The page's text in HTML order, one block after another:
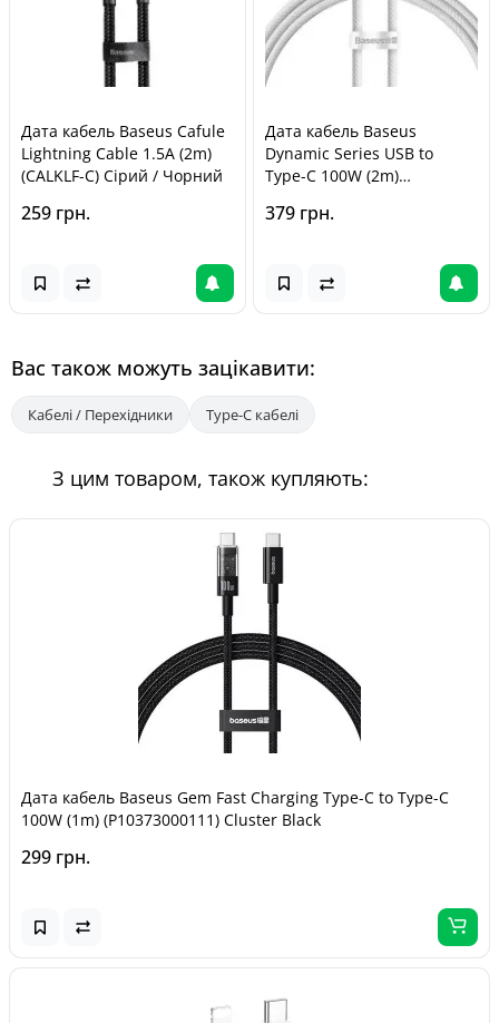
Дата кабель Baseus Cafule
Lightning Cable 1.5A (2m)
(CALKLF-C) Сірий / Чорний
259 грн.
Дата кабель Baseus
Dynamic Series USB to
Type-C 100W (2m)
379 грн.
Вас також можуть зацікавити:
Кабелі / Перехідники Type-C кабелі
З цим товаром, також купляють:
Дата кабель Baseus Gem Fast Charging Type-C to Type-C
100W (1m) (P10373000111) Cluster Black
299 грн.